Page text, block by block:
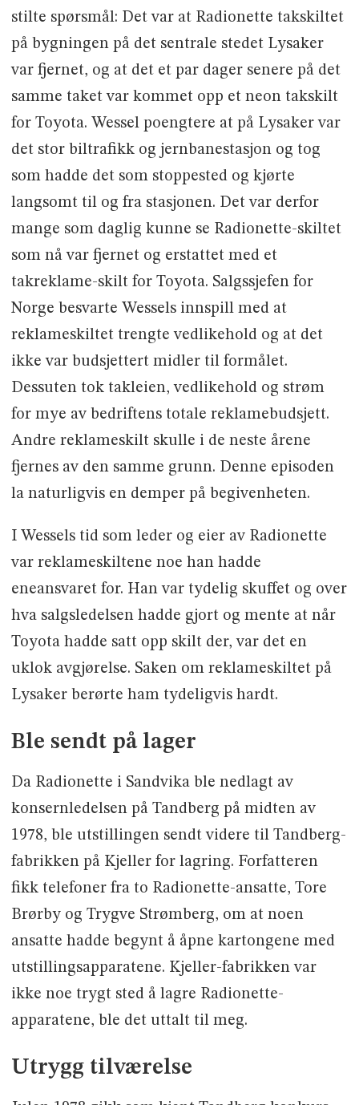
stilte spørsmål: Det var at Radionette takskiltet
på bygningen på det sentrale stedet Lysaker
var fjernet, og at det et par dager senere på det
samme taket var kommet opp et neon takskilt
for Toyota. Wessel poengtere at på Lysaker var
det stor biltrafikk og jernbanestasjon og tog
som hadde det som stoppested og kjørte
langsomt til og fra stasjonen. Det var derfor
mange som daglig kunne se Radionette-skiltet
som nå var fjernet og erstattet med et
takreklame-skilt for Toyota. Salgssjefen for
Norge besvarte Wessels innspill med at
reklameskiltet trengte vedlikehold og at det
ikke var budsjettert midler til formålet.
Dessuten tok takleien, vedlikehold og strøm
for mye av bedriftens totale reklamebudsjett.
Andre reklameskilt skulle i de neste årene
fjernes av den samme grunn. Denne episoden
la naturligvis en demper på begivenheten.
I Wessels tid som leder og eier av Radionette
var reklameskiltene noe han hadde
eneansvaret for. Han var tydelig skuffet og over
hva salgsledelsen hadde gjort og mente at når
Toyota hadde satt opp skilt der, var det en
uklok avgjørelse. Saken om reklameskiltet på
Lysaker berørte ham tydeligvis hardt.
Ble sendt på lager
Da Radionette i Sandvika ble nedlagt av
konsernledelsen på Tandberg på midten av
1978, ble utstillingen sendt videre til Tandberg-
fabrikken på Kjeller for lagring. Forfatteren
fikk telefoner fra to Radionette-ansatte, Tore
Brørby og Trygve Strømberg, om at noen
ansatte hadde begynt å åpne kartongene med
utstillingsapparatene. Kjeller-fabrikken var
ikke noe trygt sted å lagre Radionette-
apparatene, ble det uttalt til meg.
Utrygg tilværelse